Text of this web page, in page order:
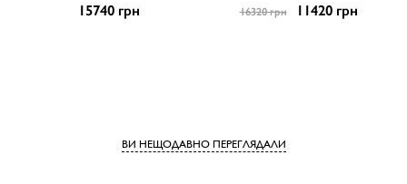
15740 грн 16320 грн 11420 грн
ВИ НЕЩОДАВНО ПЕРЕГЛЯДАЛИ